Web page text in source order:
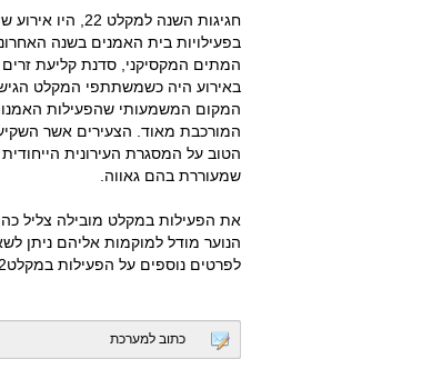
חגיגות השנה
בפעילויות בית האמנים בשנה
המתים המקסיקני, סדנת קליעת
המורכבת מאוד. הצעירים אשר
הטוב על המסגרת העירונית
שמעוררת בהם גאווה.
את הפעילות במקלט מובילה צליל
הנוער מודל למוקמות אליהם ניתן
לפרטים נוספים על הפעילות במקלט22 מוזמנים לחייג 04-6331787 או שלוח הודעה באינסטרגם miklat22
כתוב למערכת